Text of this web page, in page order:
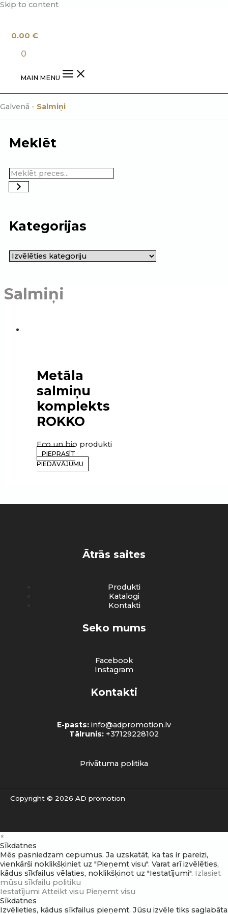
Skip to content
0.00 €
0
MAIN MENU
Galvenā - Salmiņi
Meklēt
Kategorijas
Salmiņi
Metāla
salmiņu
komplekts
ROKKO
Eco un bio produkti
PIEPRASĪT
PIEDĀVĀJUMU
Ātrās saites
Produkti
Katalogi
Kontakti
Seko mums
Facebook
Instagram
Kontakti
E-pasts: info@adpromotion.lv
Tālrunis: +37129228102
Privātuma politika
Copyright © 2026 AD promotion
×
Sīkdatnes
Mēs pasniedzam cepumus. Ja uzskatāt, ka tas ir pareizi,
vienkārši noklikšķiniet uz "Pieņemt visu". Varat arī izvēlēties,
kādus sīkfailus vēlaties, noklikšķinot uz "Iestatījumi". Izlasiet
mūsu sīkfailu politiku
Iestatījumi Atteikt visu Pieņemt visu
Sīkdatnes
Izvēlieties, kādus sīkfailus pieņemt. Jūsu izvēle tiks saglabāta